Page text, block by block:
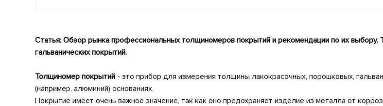
Статья: Обзор рынка профессиональных толщиномеров покрытий и рекомендации по их
гальванических покрытий.
Толщиномер покрытий - это прибор для измерения толщины лакокрасочных, порошковых,
(например, алюминий) основаниях.
Покрытие имеет очень важное значение, так как оно предохраняет изделие из металла от